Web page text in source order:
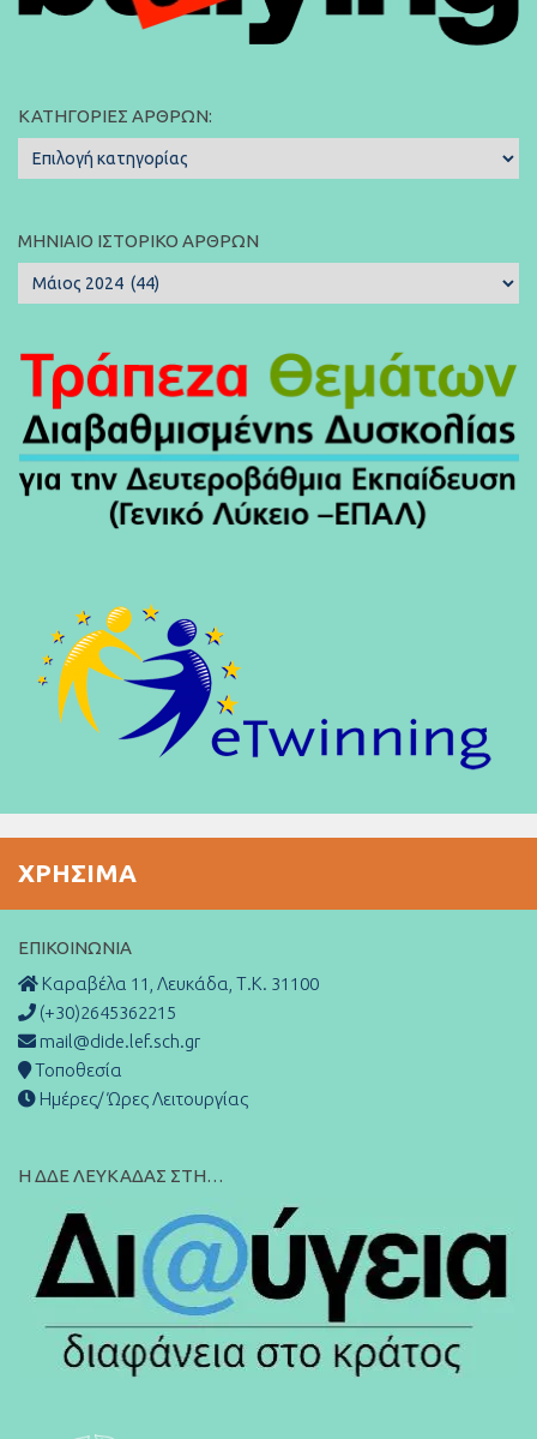
ΚΑΤΗΓΟΡΊΕΣ ΆΡΘΡΩΝ:
Κατηγορίες
Άρθρων:
ΜΗΝΙΑΊΟ ΙΣΤΟΡΙΚΌ ΆΡΘΡΩΝ
Μηνιαίο
Ιστορικό
ΧΡΉΣΙΜΑ
ΕΠΙΚΟΙΝΩΝΊΑ
Καραβέλα 11, Λευκάδα, Τ.Κ. 31100
(+30)2645362215
mail@dide.lef.sch.gr
Τοποθεσία
Ημέρες/ Ώρες Λειτουργίας
Η ΔΔΕ ΛΕΥΚΑΔΑΣ ΣΤΗ…